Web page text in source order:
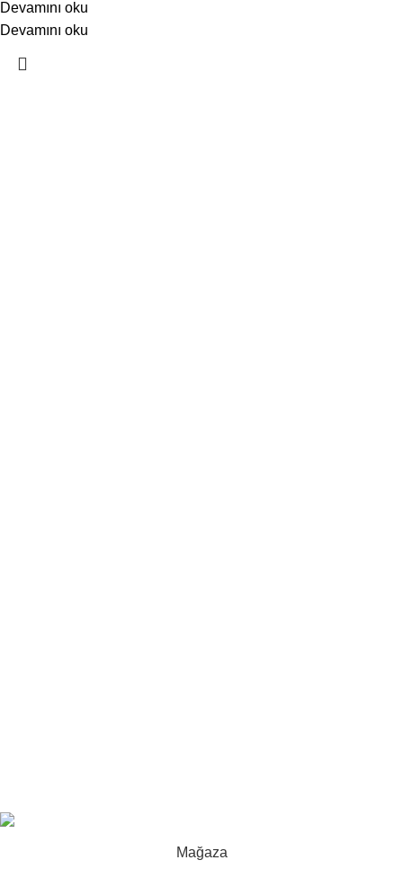
Devamını oku
Devamını oku
Mağaza